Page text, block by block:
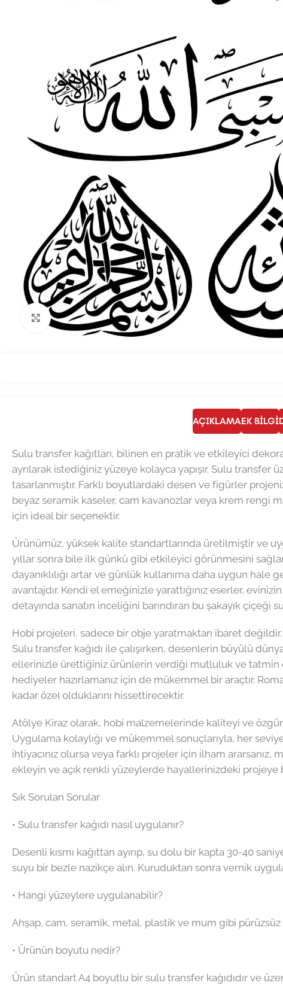
Büyütmek için tıklayın
AÇIKLAMAEK BILGI
Sulu transfer kağıtları, bilinen en pratik ve etkileyici
ayrılarak istediğiniz yüzeye kolayca yapışır. Sulu
tasarlanmıştır. Farklı boyutlardaki desen ve figürler
beyaz seramik kaseler, cam kavanozlar veya krem rengi
için ideal bir seçenektir.
Ürünümüz, yüksek kalite standartlarında üretilmiştir ve
yıllar sonra bile ilk günkü gibi etkileyici görünmesini
dayanıklılığı artar ve günlük kullanıma daha uygun hale
avantajdır. Kendi el emeğinizle yarattığınız eserler,
detayında sanatın inceliğini barındıran bu şakayık
Hobi projeleri, sadece bir obje yaratmaktan ibaret
Sulu transfer kağıdı ile çalışırken, desenlerin büyülü
ellerinizle ürettiğiniz ürünlerin verdiği mutluluk ve tatmin
hediyeler hazırlamanız için de mükemmel bir araçtır.
kadar özel olduklarını hissettirecektir.
Atölye Kiraz olarak, hobi malzemelerinde kaliteyi ve
Uygulama kolaylığı ve mükemmel sonuçlarıyla, her
ihtiyacınız olursa veya farklı projeler için ilham ararsanız,
ekleyin ve açık renkli yüzeylerde hayallerinizdeki projeye
Sık Sorulan Sorular
• Sulu transfer kağıdı nasıl uygulanır?
Desenli kısmı kağıttan ayırıp, su dolu bir kapta 30-40
suyu bir bezle nazikçe alın. Kuruduktan sonra vernik
• Hangi yüzeylere uygulanabilir?
Ahşap, cam, seramik, metal, plastik ve mum gibi
• Ürünün boyutu nedir?
Ürün standart A4 boyutlu bir sulu transfer kağıdıdır ve